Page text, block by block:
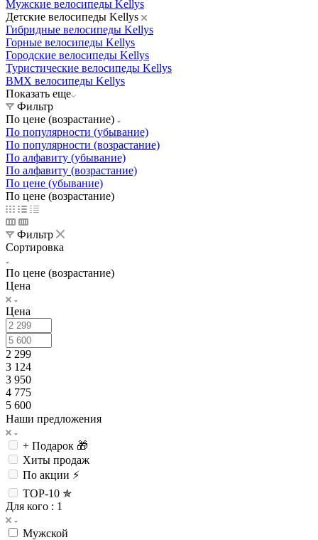
Мужские велосипеды Kellys
Детские велосипеды Kellys
Гибридные велосипеды Kellys
Горные велосипеды Kellys
Городские велосипеды Kellys
Туристические велосипеды Kellys
BMX велосипеды Kellys
Показать еще
Фильтр
По цене (возрастание)
По популярности (убывание)
По популярности (возрастание)
По алфавиту (убывание)
По алфавиту (возрастание)
По цене (убывание)
По цене (возрастание)
Фильтр
Сортировка
По цене (возрастание)
Цена
Цена
2 299
3 124
3 950
4 775
5 600
Наши предложения
+ Подарок 🎁
Хиты продаж
По акции ⚡
TOP-10 ✯
Для кого : 1
Мужской